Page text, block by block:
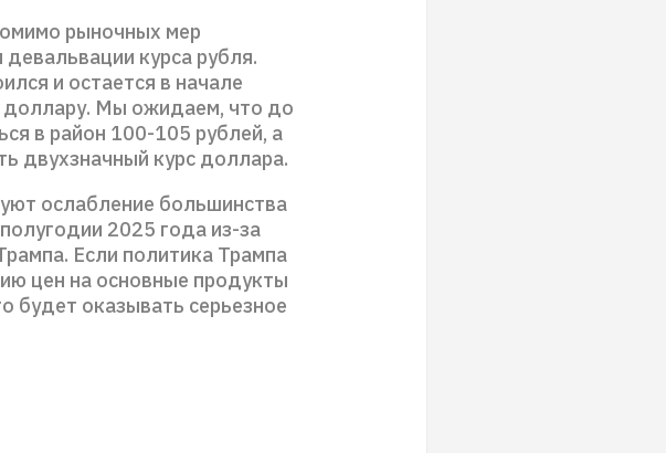
рыночных мер
курса рубля.
и остается в начале
доллару. Мы ожидаем, что до
в район 100-105 рублей, а
двухзначный курс доллара.
ослабление большинства
2025 года из-за
Если политика Трампа
цен на основные продукты
будет оказывать серьезное